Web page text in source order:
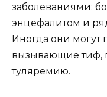
заболеваниями:
энцефалитом и
Иногда они могут
вызывающие тиф,
туляремию.